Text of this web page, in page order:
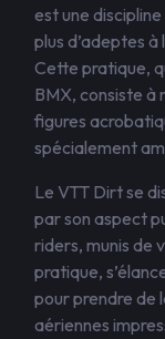
est une
plus d’adeptes
Cette pratique,
BMX, consiste à
figures
spécialement
Le VTT Dirt se
par son aspect
riders, munis de
pratique,
pour prendre de
aériennes